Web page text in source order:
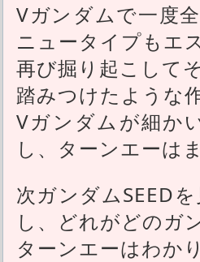
Vガンダムで一度
ニュータイプもエ
再び掘り起こして
踏みつけたような
Vガンダムが細か
し、ターンエーは
次ガンダムSEED
し、どれがどのガ
ターンエーはわか